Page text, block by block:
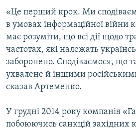
Усі сайти RFE/RL
«Це перший крок. Ми
в умовах інформаційної війни
має розуміти, що всі дії щодо
частотах, які належать
заборонено. Сподіваємося, що
ухвалене й іншими
сказав Артеменко.
У грудні 2014 року компанія
побоюючись санкцій західних